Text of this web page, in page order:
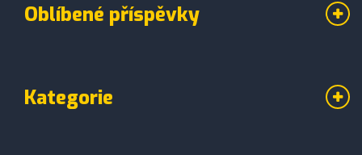
Oblíbené příspěvky
Kategorie